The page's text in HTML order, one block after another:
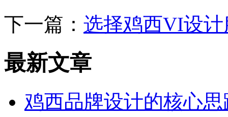
下一篇： 选择鸡西VI设
最新文章
鸡西品牌设计的核心思